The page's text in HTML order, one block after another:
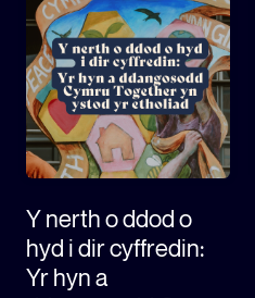
Y nerth o ddod o
hyd i dir cyffredin:
Yr hyn a